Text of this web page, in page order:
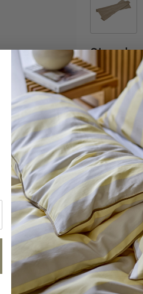
Størrelse
-
over